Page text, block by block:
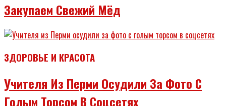
Закупаем Свежий Мёд
ЗДОРОВЬЕ И КРАСОТА
Учителя Из Перми Осудили За Фото С
Голым Торсом В Соцсетях